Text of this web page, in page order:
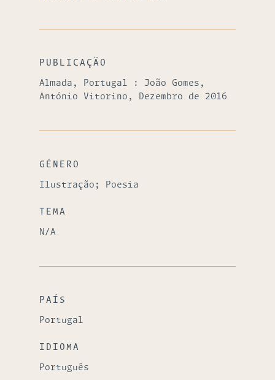
PUBLICAÇÃO
Almada, Portugal : João Gomes,
António Vitorino, Dezembro de 2016
GÉNERO
Ilustração; Poesia
TEMA
N/A
PAÍS
Portugal
IDIOMA
Português